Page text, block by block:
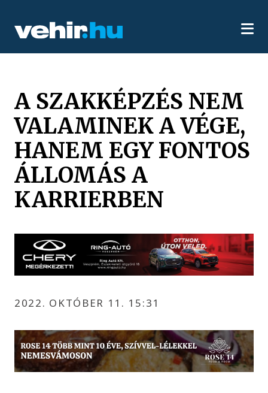
A SZAKKÉPZÉS NEM
VALAMINEK A VÉGE,
HANEM EGY FONTOS
ÁLLOMÁS A
KARRIERBEN
2022. OKTÓBER 11. 15:31